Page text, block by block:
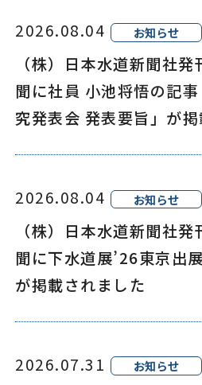
2026.08.04 お知らせ
（株）日本水道新聞社
聞に社員 小池将悟の記
究発表会 発表要旨」が
2026.08.04 お知らせ
（株）日本水道新聞社
聞に下水道展’26東京出
が掲載されました
2026.07.31 お知らせ